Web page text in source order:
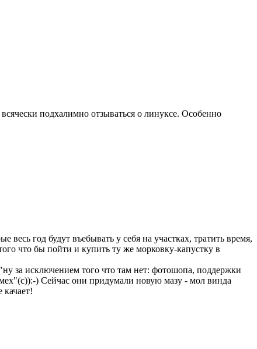
подхалимно отзываться о линуксе. Особенно
год будут въебывать у себя на участках, тратить время,
что бы пойти и купить ту же морковку-капустку в
за исключением того что там нет: фотошопа, поддержки
) Сейчас они придумали новую мазу - мол винда